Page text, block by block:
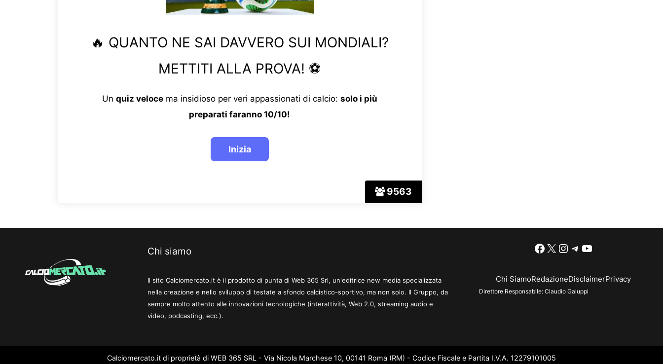
9563
🔥 QUANTO NE SAI DAVVERO SUI MONDIALI?
METTITI ALLA PROVA! ⚽
Un quiz velocema insidioso per veri appassionati di calcio: solo i più
preparati faranno 10/10!
Chi siamo
Il sito Calciomercato.it è il prodotto di punta di Web 365 Srl, un'editrice new media specializzata
nella creazione e nello sviluppo di testate a sfondo calcistico-sportivo, ma non solo. Il Gruppo, da
sempre molto attento alle innovazioni tecnologiche (interattività, Web 2.0, streaming audio e
video, podcasting, ecc.).
Facebook
X Instagram
Telegram
YouTube
Chi SiamoRedazioneDisclaimerPrivacy
Direttore Responsabile: Claudio Galuppi
Calciomercato.it di proprietà di WEB 365 SRL - Via Nicola Marchese 10, 00141 Roma (RM) - Codice Fiscale e Partita I.V.A. 12279101005